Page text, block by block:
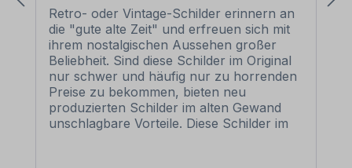
Retro- oder Vintage-Schilder erinnern an
die "gute alte Zeit" und erfreuen sich mit
ihrem nostalgischen Aussehen großer
Beliebheit. Sind diese Schilder im Original
nur schwer und häufig nur zu horrenden
Preise zu bekommen, bieten neu
produzierten Schilder im alten Gewand
unschlagbare Vorteile. Diese Schilder im